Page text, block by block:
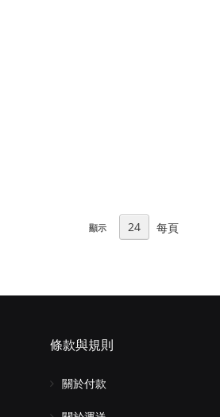
顯示 每頁
條款與規則
關於付款